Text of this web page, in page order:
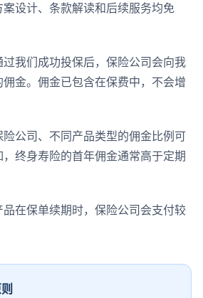
设计、条款解读和后续服务均免
过我们成功投保后，保险公司会向我
金。佣金已包含在保费中，不会增
险公司、不同产品类型的佣金比例可
终身寿险的首年佣金通常高于定期
品在保单续期时，保险公司会支付较